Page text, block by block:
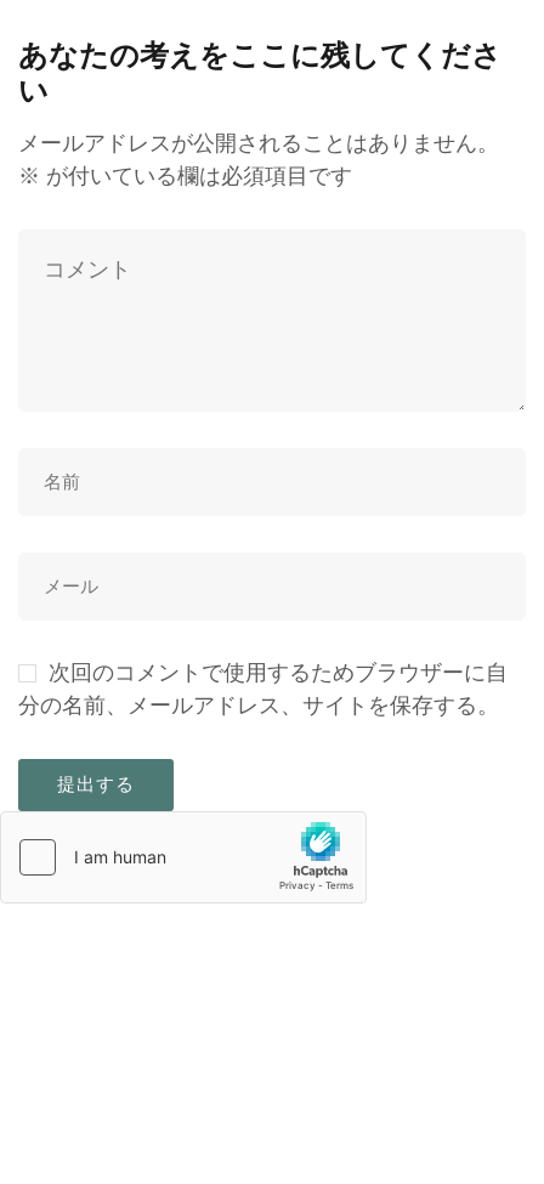
あなたの考えをここに残してくださ
い
メールアドレスが公開されることはありません。
※ が付いている欄は必須項目です
次回のコメントで使用するためブラウザーに自
分の名前、メールアドレス、サイトを保存する。